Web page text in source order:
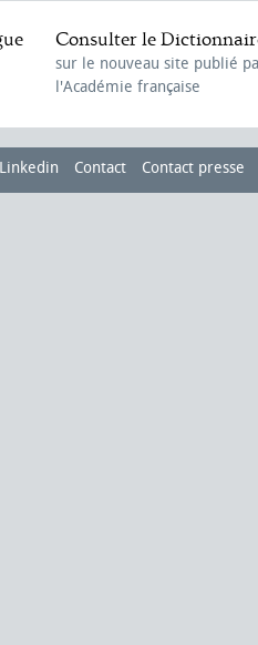
Consulter le
sur le nouveau site publié
l'Académie française
Linkedin Contact Contact presse